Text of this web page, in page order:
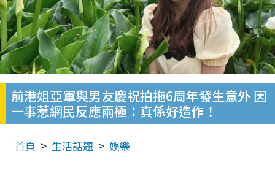
前港姐亞軍與男友慶祝拍拖6周年發生意外 因
一事惹網民反應兩極：真係好造作！
首頁 生活話題 娛樂